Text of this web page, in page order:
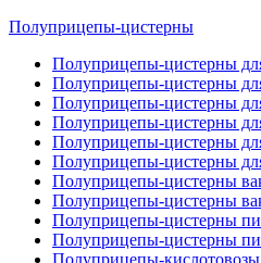
Полуприцепы-цистерны
Полуприцепы-цистерны
Полуприцепы-цистерны
Полуприцепы-цистерны
Полуприцепы-цистерны
Полуприцепы-цистерны
Полуприцепы-цистерны
Полуприцепы-цистерны
Полуприцепы-цистерны
Полуприцепы-цистерны
Полуприцепы-цистерны
Полуприцепы-